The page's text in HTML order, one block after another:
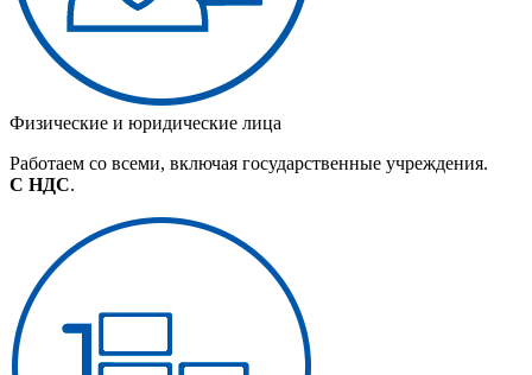
Физические и юридические лица
Работаем со всеми, включая государственные учреждения.
С НДС.